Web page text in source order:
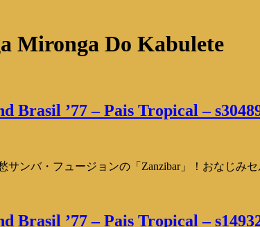
Mironga Do Kabulete
Brasil ’77 – Pais Tropical –
サンバ・フュージョンの「Zanzibar」！おなじみ
Brasil ’77 – Pais Tropical –